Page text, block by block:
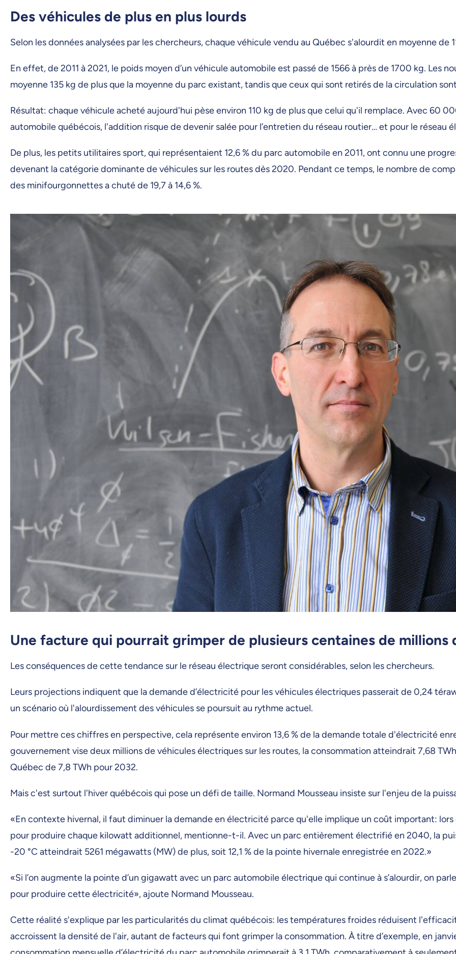
Des véhicules de plus en plus lourds
Selon les données analysées par les chercheurs, chaque véhicule vendu au Québec s'alourdit en moyenne de
En effet, de 2011 à 2021, le poids moyen d’un véhicule automobile est passé de 1566 à près de 1700 kg. Les
moyenne 135 kg de plus que la moyenne du parc existant, tandis que ceux qui sont retirés de la circulation
Résultat: chaque véhicule acheté aujourd'hui pèse environ 110 kg de plus que celui qu'il remplace. Avec 60
automobile québécois, l'addition risque de devenir salée pour l’entretien du réseau routier… et pour le réseau
De plus, les petits utilitaires sport, qui représentaient 12,6 % du parc automobile en 2011, ont connu une
devenant la catégorie dominante de véhicules sur les routes dès 2020. Pendant ce temps, le nombre de
des minifourgonnettes a chuté de 19,7 à 14,6 %.
Une facture qui pourrait grimper de plusieurs centaines de millions
Les conséquences de cette tendance sur le réseau électrique seront considérables, selon les chercheurs.
Leurs projections indiquent que la demande d’électricité pour les véhicules électriques passerait de 0,24
un scénario où l'alourdissement des véhicules se poursuit au rythme actuel.
Pour mettre ces chiffres en perspective, cela représente environ 13,6 % de la demande totale d'électricité
gouvernement vise deux millions de véhicules électriques sur les routes, la consommation atteindrait 7,68
Québec de 7,8 TWh pour 2032.
Mais c'est surtout l'hiver québécois qui pose un défi de taille. Normand Mousseau insiste sur l'enjeu de la
«En contexte hivernal, il faut diminuer la demande en électricité parce qu'elle implique un coût important:
pour produire chaque kilowatt additionnel, mentionne-t-il. Avec un parc entièrement électrifié en 2040, la
-20 °C atteindrait 5261 mégawatts (MW) de plus, soit 12,1 % de la pointe hivernale enregistrée en 2022.»
«Si l’on augmente la pointe d’un gigawatt avec un parc automobile électrique qui continue à s’alourdir, on
pour produire cette électricité», ajoute Normand Mousseau.
Cette réalité s'explique par les particularités du climat québécois: les températures froides réduisent
accroissent la densité de l'air, autant de facteurs qui font grimper la consommation. À titre d’exemple, en